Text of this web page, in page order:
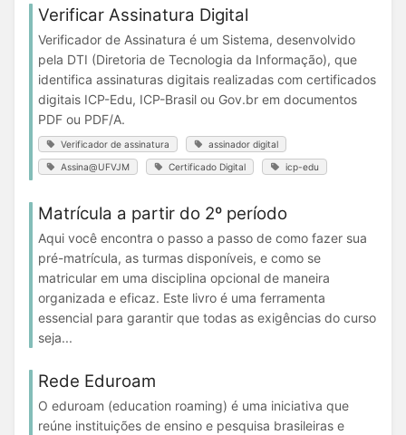
Verificar Assinatura Digital
Verificador de Assinatura é um Sistema, desenvolvido
pela DTI (Diretoria de Tecnologia da Informação), que
identifica assinaturas digitais realizadas com certificados
digitais ICP-Edu, ICP-Brasil ou Gov.br em documentos
PDF ou PDF/A.
Verificador de assinatura assinador digital
Assina@UFVJM Certificado Digital icp-edu
Matrícula a partir do 2º período
Aqui você encontra o passo a passo de como fazer sua
pré-matrícula, as turmas disponíveis, e como se
matricular em uma disciplina opcional de maneira
organizada e eficaz. Este livro é uma ferramenta
essencial para garantir que todas as exigências do curso
seja...
Rede Eduroam
O eduroam (education roaming) é uma iniciativa que
reúne instituições de ensino e pesquisa brasileiras e